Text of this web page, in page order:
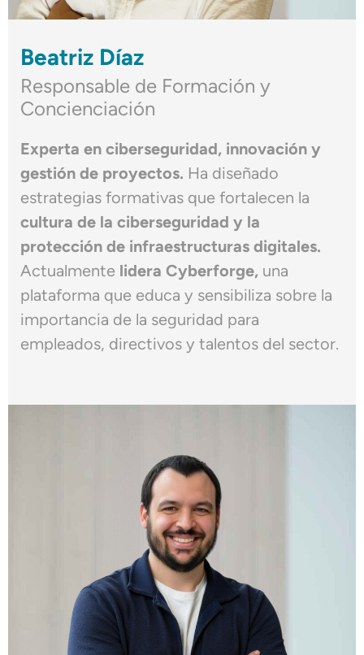
Beatriz Díaz
Responsable de Formación y
Concienciación
Experta en ciberseguridad, innovación y
gestión de proyectos. Ha diseñado
estrategias formativas que fortalecen la
cultura de la ciberseguridad y la
protección de infraestructuras digitales.
Actualmente lidera Cyberforge, una
plataforma que educa y sensibiliza sobre la
importancia de la seguridad para
empleados, directivos y talentos del sector.